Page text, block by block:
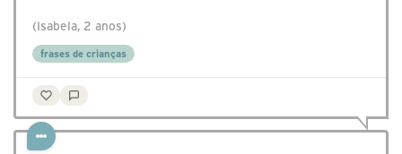
(Isabela, 2 anos)
frases de crianças